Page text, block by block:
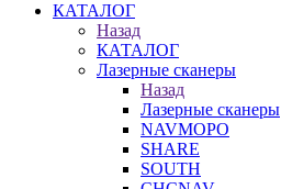
КАТАЛОГ
Назад
КАТАЛОГ
Лазерные сканеры
Назад
Лазерные сканеры
NAVMOPO
SHARE
SOUTH